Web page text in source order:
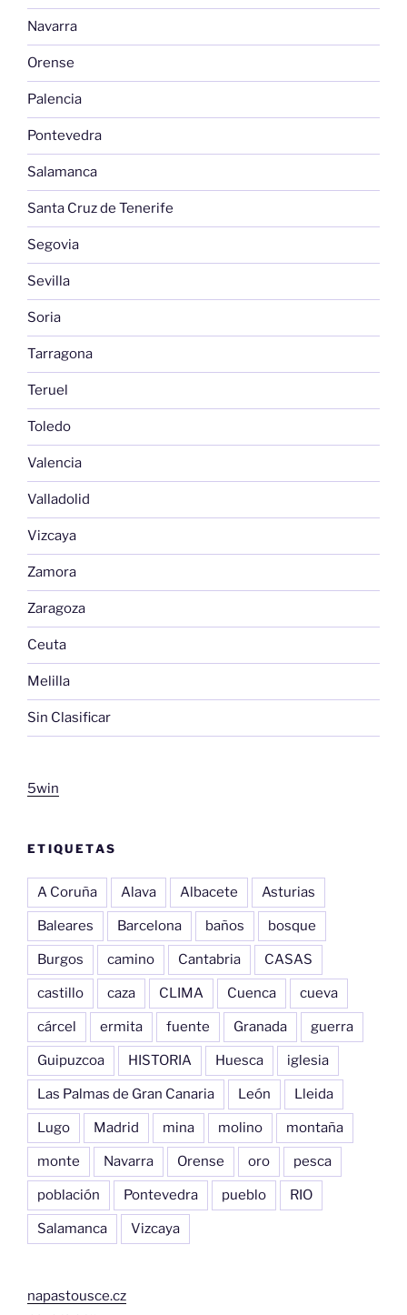
Navarra
Orense
Palencia
Pontevedra
Salamanca
Santa Cruz de Tenerife
Segovia
Sevilla
Soria
Tarragona
Teruel
Toledo
Valencia
Valladolid
Vizcaya
Zamora
Zaragoza
Ceuta
Melilla
Sin Clasificar
5win
ETIQUETAS
A Coruña Alava Albacete Asturias
Baleares Barcelona baños bosque
Burgos camino Cantabria CASAS
castillo caza CLIMA Cuenca cueva
cárcel ermita fuente Granada guerra
Guipuzcoa HISTORIA Huesca iglesia
Las Palmas de Gran Canaria León Lleida
Lugo Madrid mina molino montaña
monte Navarra Orense oro pesca
población Pontevedra pueblo RIO
Salamanca Vizcaya
napastousce.cz